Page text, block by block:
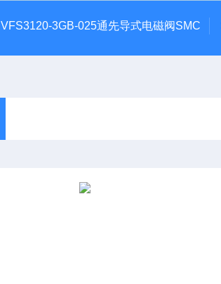
VFS3120-3GB-025通先导式电磁阀SMC